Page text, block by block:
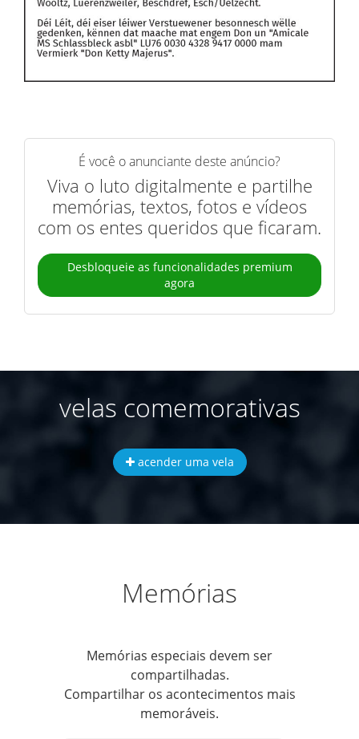
É você o anunciante deste anúncio?
Viva o luto digitalmente e partilhe
memórias, textos, fotos e vídeos
com os entes queridos que ficaram.
Desbloqueie as funcionalidades premium
agora
velas comemorativas
acender uma vela
Memórias
Memórias especiais devem ser
compartilhadas.
Compartilhar os acontecimentos mais
memoráveis.